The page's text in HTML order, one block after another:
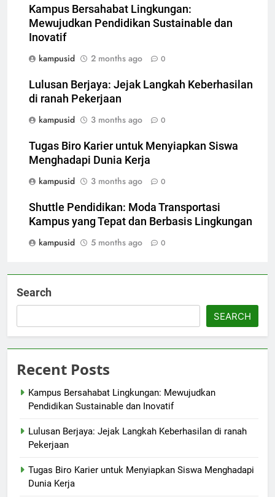
Kampus Bersahabat Lingkungan:
Mewujudkan Pendidikan Sustainable dan
Inovatif
kampusid
2 months ago 0
Lulusan Berjaya: Jejak Langkah Keberhasilan
di ranah Pekerjaan
kampusid
3 months ago 0
Tugas Biro Karier untuk Menyiapkan Siswa
Menghadapi Dunia Kerja
kampusid
3 months ago 0
Shuttle Pendidikan: Moda Transportasi
Kampus yang Tepat dan Berbasis Lingkungan
kampusid
5 months ago 0
Search
SEARCH
Recent Posts
Kampus Bersahabat Lingkungan: Mewujudkan
Pendidikan Sustainable dan Inovatif
Lulusan Berjaya: Jejak Langkah Keberhasilan di ranah
Pekerjaan
Tugas Biro Karier untuk Menyiapkan Siswa Menghadapi
Dunia Kerja